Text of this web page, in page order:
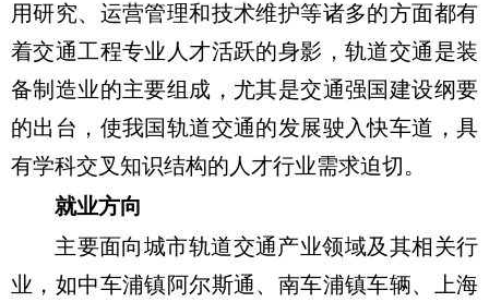
用研究、运营管理和技术维护等诸多的方面都有
着交通工程专业人才活跃的身影，轨道交通是装
备制造业的主要组成，尤其是交通强国建设纲要
的出台，使我国轨道交通的发展驶入快车道，具
有学科交叉知识结构的人才行业需求迫切。
就业方向
主要面向城市轨道交通产业领域及其相关行
业，如中车浦镇阿尔斯通、南车浦镇车辆、上海